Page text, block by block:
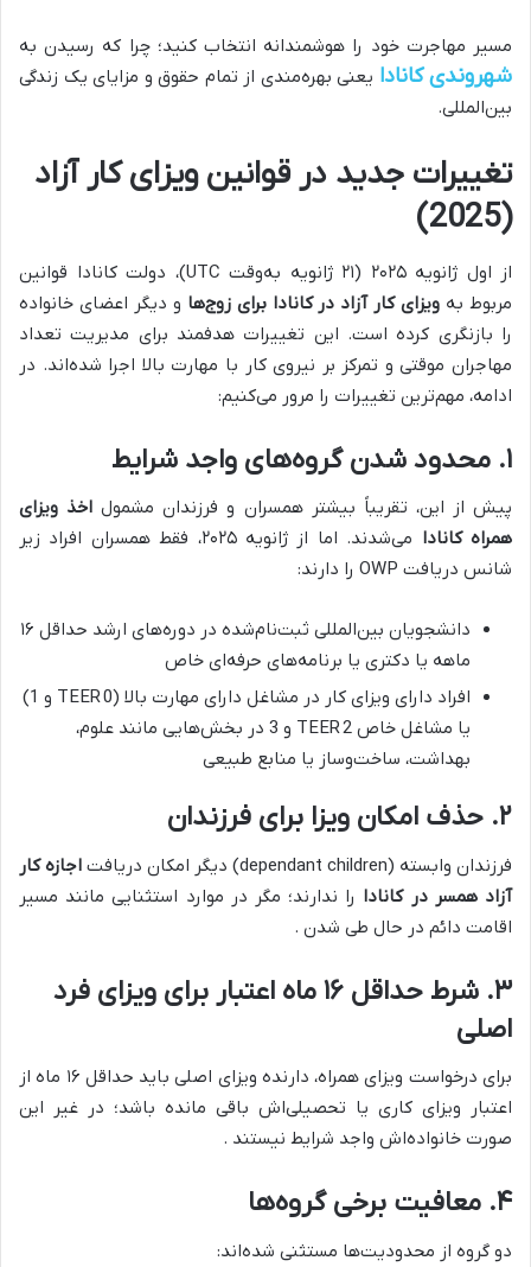
مسیر مهاجرت خود را هوشمندانه انتخاب کنید؛ چرا که رسیدن به
شهروندی کانادا یعنی بهره‌مندی از تمام حقوق و مزایای یک زندگی
بین‌المللی.
تغییرات جدید در قوانین ویزای کار آزاد
(2025)
از اول ژانویه ۲۰۲۵ (۲۱ ژانویه به‌وقت UTC)، دولت کانادا قوانین
مربوط به ویزای کار آزاد در کانادا برای زوج‌ها و دیگر اعضای خانواده
را بازنگری کرده است. این تغییرات هدفمند برای مدیریت تعداد
مهاجران موقتی و تمرکز بر نیروی کار با مهارت بالا اجرا شده‌اند. در
ادامه، مهم‌ترین تغییرات را مرور می‌کنیم:
۱. محدود شدن گروه‌های واجد شرایط
پیش از این، تقریباً بیشتر همسران و فرزندان مشمول اخذ ویزای
همراه کانادا
می‌شدند. اما از ژانویه ۲۰۲۵، فقط همسران افراد زیر
شانس دریافت OWP را دارند:
دانشجویان بین‌المللی ثبت‌نام‌شده در دوره‌های ارشد حداقل ۱۶
ماهه یا دکتری یا برنامه‌های حرفه‌ای خاص
افراد دارای ویزای کار در مشاغل دارای مهارت بالا (TEER 0 و 1)
یا مشاغل خاص TEER 2 و 3 در بخش‌هایی مانند علوم،
بهداشت، ساخت‌وساز یا منابع طبیعی
۲. حذف امکان ویزا برای فرزندان
فرزندان وابسته (dependant children) دیگر امکان دریافت
اجازه کار
آزاد همسر در کانادا را ندارند؛ مگر در موارد استثنایی مانند مسیر
اقامت دائم در حال طی شدن .
۳. شرط حداقل ۱۶ ماه اعتبار برای ویزای فرد
اصلی
برای درخواست ویزای همراه، دارنده ویزای اصلی باید حداقل ۱۶ ماه از
اعتبار ویزای کاری یا تحصیلی‌اش باقی مانده باشد؛ در غیر این
صورت خانواده‌اش واجد شرایط نیستند .
۴. معافیت برخی گروه‌ها
دو گروه از محدودیت‌ها مستثنی شده‌اند: